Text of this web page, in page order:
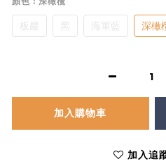
板巖 黑 海軍藍 深橄
加入購物車
加入追